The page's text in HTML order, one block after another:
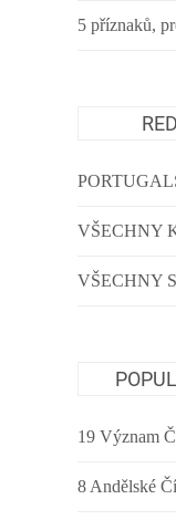
5 příznaků,
VŠECHNY
VŠECHNY
19 Význam
8 Andělské